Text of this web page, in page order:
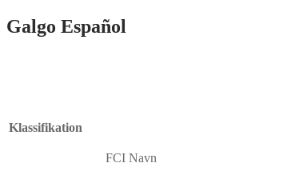
Galgo Español
Klassifikation
FCI Navn